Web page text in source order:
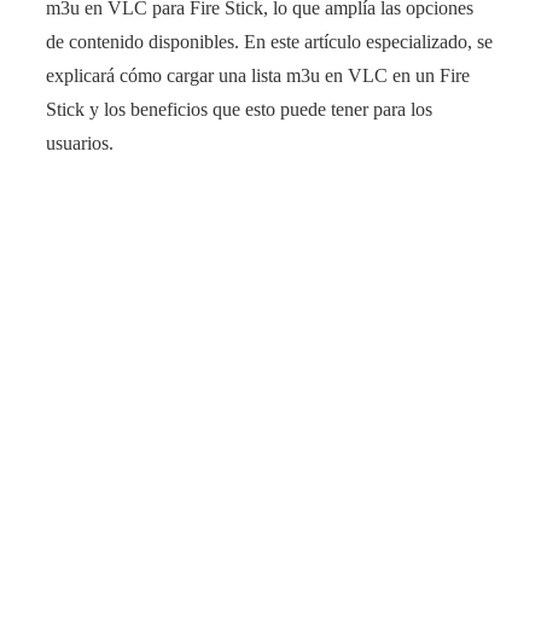
m3u en VLC para Fire Stick, lo que amplía las opciones
de contenido disponibles. En este artículo especializado, se
explicará cómo cargar una lista m3u en VLC en un Fire
Stick y los beneficios que esto puede tener para los
usuarios.